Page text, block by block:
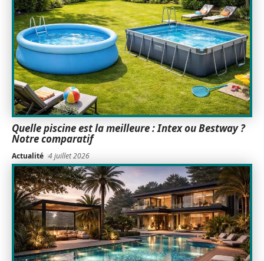
Quelle piscine est la meilleure : Intex ou Bestway ?
Notre comparatif
Actualité 4 juillet 2026